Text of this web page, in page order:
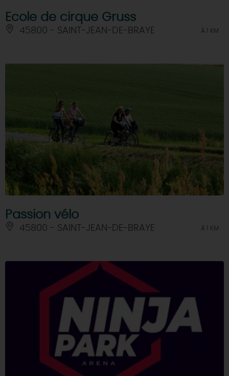
Ecole de cirque Gruss
45800 - SAINT-JEAN-DE-BRAYE À 1 KM
Passion vélo
45800 - SAINT-JEAN-DE-BRAYE À 1 KM